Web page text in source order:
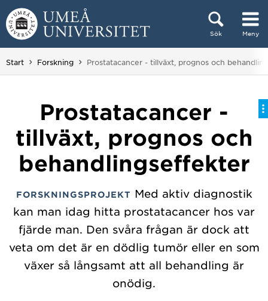
Hoppa direkt till innehållet
Sök Meny
Huvudmenyn dold.
Start Forskning Du är här:
Prostatacancer - tillväxt, prognos och
Prostatacancer -
tillväxt, prognos och
behandlingseffekter
FORSKNINGSPROJEKT Med aktiv diagnostik
kan man idag hitta prostatacancer hos var
fjärde man. Den svåra frågan är dock att
veta om det är en dödlig tumör eller en som
växer så långsamt att all behandling är
onödig.